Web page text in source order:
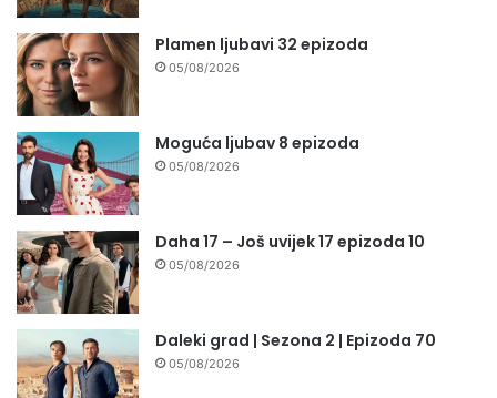
Plamen ljubavi 32 epizoda
05/08/2026
Moguća ljubav 8 epizoda
05/08/2026
Daha 17 – Još uvijek 17 epizoda 10
05/08/2026
Daleki grad | Sezona 2 | Epizoda 70
05/08/2026